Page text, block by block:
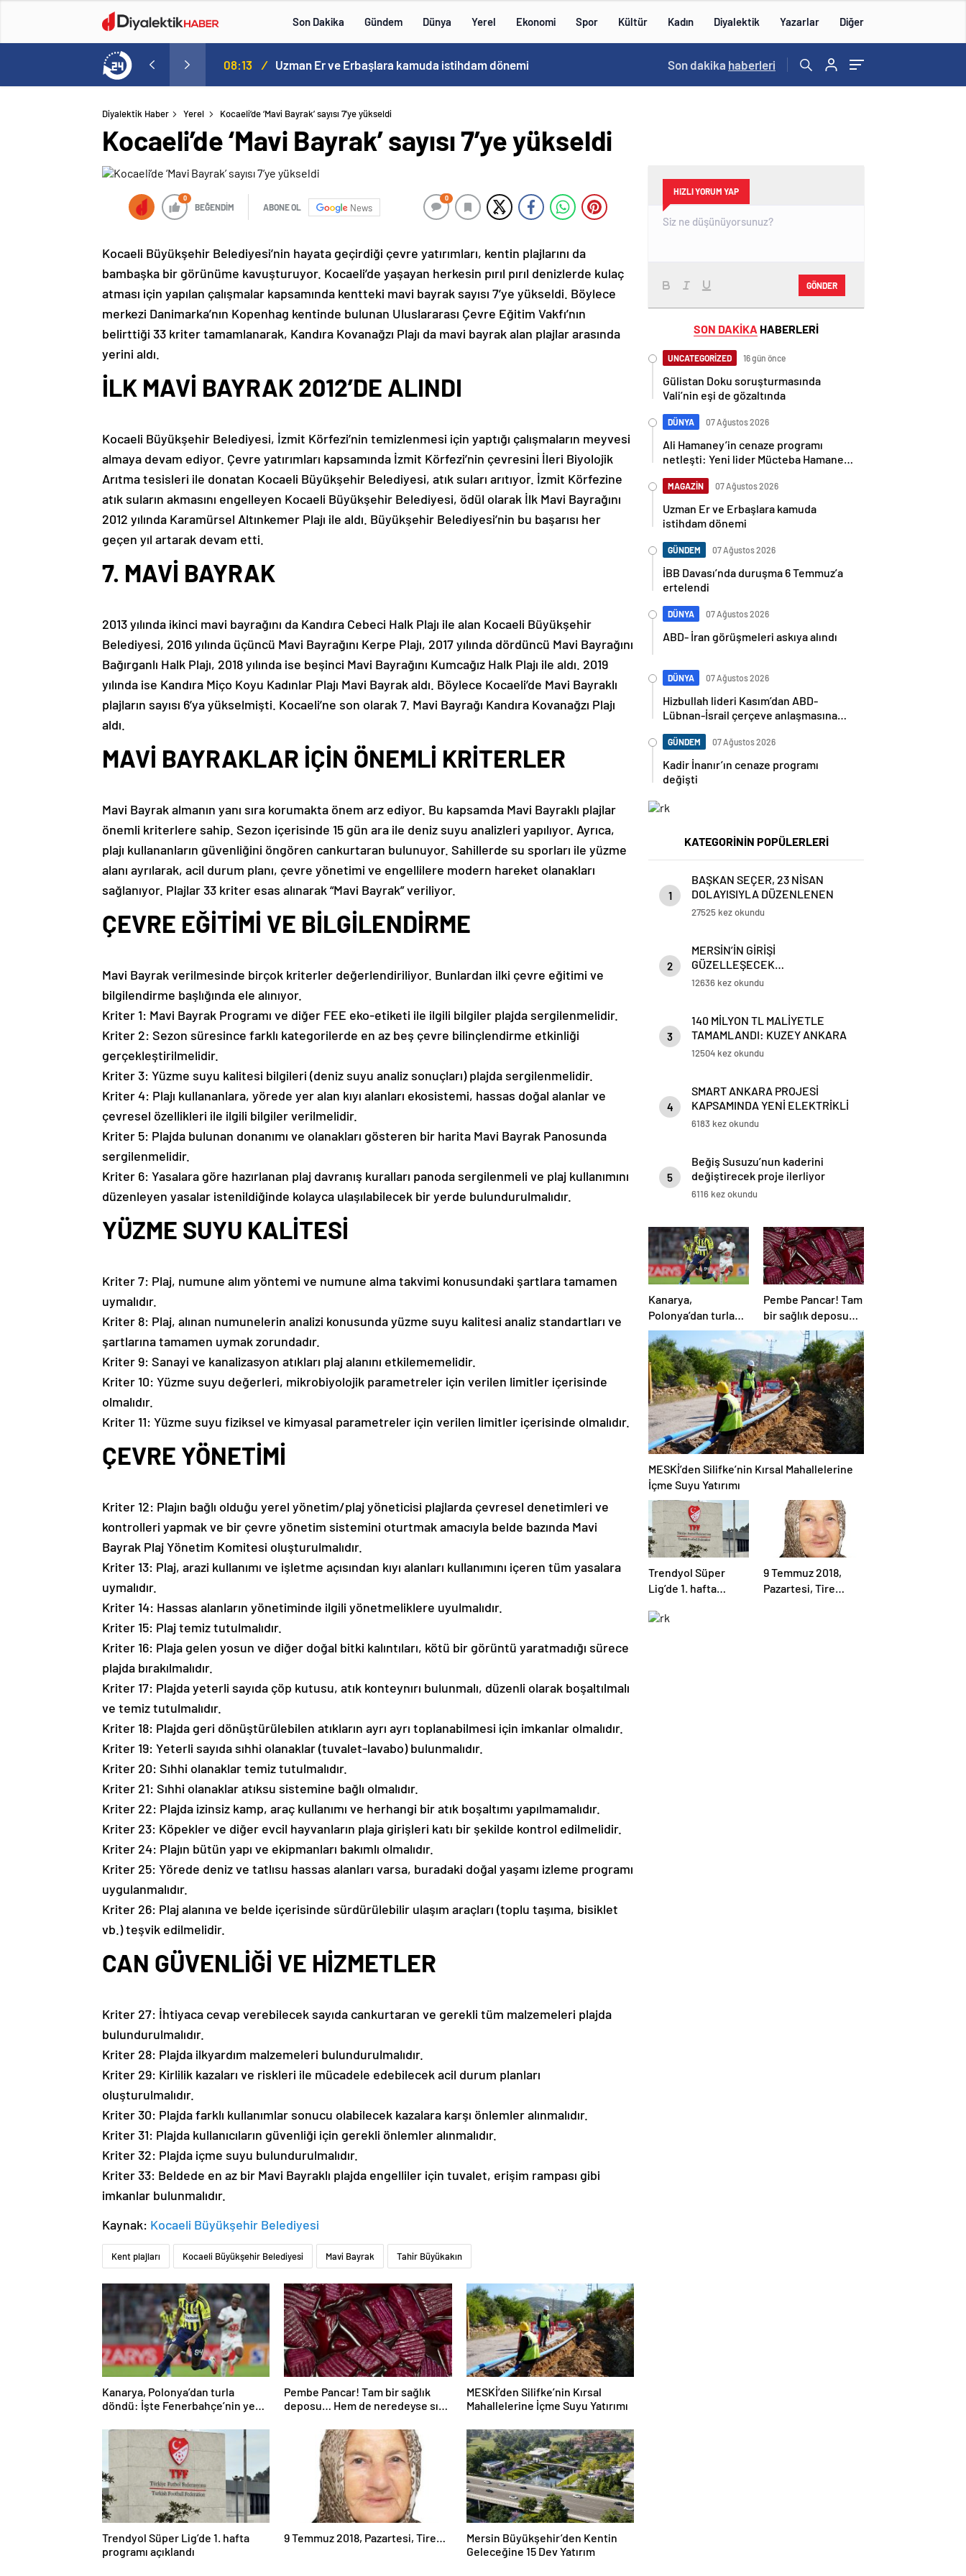
Son Dakika Gündem Dünya Yerel Ekonomi Spor Kültür Kadın Diyalektik Yazarlar Diğer
Ali Hamaney’in cenaze programı netleşti: Yeni lider Mücteba Hamaney törenlere katılamayabilir 08:13 / Uzman Er ve Erbaşlara kamuda istihdam dönemi 19:58 / İBB Davası’nda duruşma 6 Temmuz’a ertelendi
Son dakika haberleri
Diyalektik Haber Yerel Kocaeli’de ‘Mavi Bayrak’ sayısı 7’ye yükseldi
Kocaeli’de ‘Mavi Bayrak’ sayısı 7’ye yükseldi
0
BEĞENDİM ABONE OL News
0
Kocaeli Büyükşehir Belediyesi’nin hayata geçirdiği çevre yatırımları, kentin plajlarını da
bambaşka bir görünüme kavuşturuyor. Kocaeli’de yaşayan herkesin pırıl pırıl denizlerde kulaç
atması için yapılan çalışmalar kapsamında kentteki mavi bayrak sayısı 7’ye yükseldi. Böylece
merkezi Danimarka’nın Kopenhag kentinde bulunan Uluslararası Çevre Eğitim Vakfı’nın
belirttiği 33 kriter tamamlanarak, Kandıra Kovanağzı Plajı da mavi bayrak alan plajlar arasında
yerini aldı.
İLK MAVİ BAYRAK 2012’DE ALINDI
Kocaeli Büyükşehir Belediyesi, İzmit Körfezi’nin temizlenmesi için yaptığı çalışmaların meyvesi
almaya devam ediyor. Çevre yatırımları kapsamında İzmit Körfezi’nin çevresini İleri Biyolojik
Arıtma tesisleri ile donatan Kocaeli Büyükşehir Belediyesi, atık suları arıtıyor. İzmit Körfezine
atık suların akmasını engelleyen Kocaeli Büyükşehir Belediyesi, ödül olarak İlk Mavi Bayrağını
2012 yılında Karamürsel Altınkemer Plajı ile aldı. Büyükşehir Belediyesi’nin bu başarısı her
geçen yıl artarak devam etti.
7. MAVİ BAYRAK
2013 yılında ikinci mavi bayrağını da Kandıra Cebeci Halk Plajı ile alan Kocaeli Büyükşehir
Belediyesi, 2016 yılında üçüncü Mavi Bayrağını Kerpe Plajı, 2017 yılında dördüncü Mavi Bayrağını
Bağırganlı Halk Plajı, 2018 yılında ise beşinci Mavi Bayrağını Kumcağız Halk Plajı ile aldı. 2019
yılında ise Kandıra Miço Koyu Kadınlar Plajı Mavi Bayrak aldı. Böylece Kocaeli’de Mavi Bayraklı
plajların sayısı 6’ya yükselmişti. Kocaeli’ne son olarak 7. Mavi Bayrağı Kandıra Kovanağzı Plajı
aldı.
MAVİ BAYRAKLAR İÇİN ÖNEMLİ KRİTERLER
Mavi Bayrak almanın yanı sıra korumakta önem arz ediyor. Bu kapsamda Mavi Bayraklı plajlar
önemli kriterlere sahip. Sezon içerisinde 15 gün ara ile deniz suyu analizleri yapılıyor. Ayrıca,
plajı kullananların güvenliğini öngören cankurtaran bulunuyor. Sahillerde su sporları ile yüzme
alanı ayrılarak, acil durum planı, çevre yönetimi ve engellilere modern hareket olanakları
sağlanıyor. Plajlar 33 kriter esas alınarak “Mavi Bayrak” veriliyor.
ÇEVRE EĞİTİMİ VE BİLGİLENDİRME
Mavi Bayrak verilmesinde birçok kriterler değerlendiriliyor. Bunlardan ilki çevre eğitimi ve
bilgilendirme başlığında ele alınıyor.
Kriter 1: Mavi Bayrak Programı ve diğer FEE eko-etiketi ile ilgili bilgiler plajda sergilenmelidir.
Kriter 2: Sezon süresince farklı kategorilerde en az beş çevre bilinçlendirme etkinliği
gerçekleştirilmelidir.
Kriter 3: Yüzme suyu kalitesi bilgileri (deniz suyu analiz sonuçları) plajda sergilenmelidir.
Kriter 4: Plajı kullananlara, yörede yer alan kıyı alanları ekosistemi, hassas doğal alanlar ve
çevresel özellikleri ile ilgili bilgiler verilmelidir.
Kriter 5: Plajda bulunan donanımı ve olanakları gösteren bir harita Mavi Bayrak Panosunda
sergilenmelidir.
Kriter 6: Yasalara göre hazırlanan plaj davranış kuralları panoda sergilenmeli ve plaj kullanımını
düzenleyen yasalar istenildiğinde kolayca ulaşılabilecek bir yerde bulundurulmalıdır.
YÜZME SUYU KALİTESİ
Kriter 7: Plaj, numune alım yöntemi ve numune alma takvimi konusundaki şartlara tamamen
uymalıdır.
Kriter 8: Plaj, alınan numunelerin analizi konusunda yüzme suyu kalitesi analiz standartları ve
şartlarına tamamen uymak zorundadır.
Kriter 9: Sanayi ve kanalizasyon atıkları plaj alanını etkilememelidir.
Kriter 10: Yüzme suyu değerleri, mikrobiyolojik parametreler için verilen limitler içerisinde
olmalıdır.
Kriter 11: Yüzme suyu fiziksel ve kimyasal parametreler için verilen limitler içerisinde olmalıdır.
ÇEVRE YÖNETİMİ
Kriter 12: Plajın bağlı olduğu yerel yönetim/plaj yöneticisi plajlarda çevresel denetimleri ve
kontrolleri yapmak ve bir çevre yönetim sistemini oturtmak amacıyla belde bazında Mavi
Bayrak Plaj Yönetim Komitesi oluşturulmalıdır.
Kriter 13: Plaj, arazi kullanımı ve işletme açısından kıyı alanları kullanımını içeren tüm yasalara
uymalıdır.
Kriter 14: Hassas alanların yönetiminde ilgili yönetmeliklere uyulmalıdır.
Kriter 15: Plaj temiz tutulmalıdır.
Kriter 16: Plaja gelen yosun ve diğer doğal bitki kalıntıları, kötü bir görüntü yaratmadığı sürece
plajda bırakılmalıdır.
Kriter 17: Plajda yeterli sayıda çöp kutusu, atık konteynırı bulunmalı, düzenli olarak boşaltılmalı
ve temiz tutulmalıdır.
Kriter 18: Plajda geri dönüştürülebilen atıkların ayrı ayrı toplanabilmesi için imkanlar olmalıdır.
Kriter 19: Yeterli sayıda sıhhi olanaklar (tuvalet-lavabo) bulunmalıdır.
Kriter 20: Sıhhi olanaklar temiz tutulmalıdır.
Kriter 21: Sıhhi olanaklar atıksu sistemine bağlı olmalıdır.
Kriter 22: Plajda izinsiz kamp, araç kullanımı ve herhangi bir atık boşaltımı yapılmamalıdır.
Kriter 23: Köpekler ve diğer evcil hayvanların plaja girişleri katı bir şekilde kontrol edilmelidir.
Kriter 24: Plajın bütün yapı ve ekipmanları bakımlı olmalıdır.
Kriter 25: Yörede deniz ve tatlısu hassas alanları varsa, buradaki doğal yaşamı izleme programı
uygulanmalıdır.
Kriter 26: Plaj alanına ve belde içerisinde sürdürülebilir ulaşım araçları (toplu taşıma, bisiklet
vb.) teşvik edilmelidir.
CAN GÜVENLİĞİ VE HİZMETLER
Kriter 27: İhtiyaca cevap verebilecek sayıda cankurtaran ve gerekli tüm malzemeleri plajda
bulundurulmalıdır.
Kriter 28: Plajda ilkyardım malzemeleri bulundurulmalıdır.
Kriter 29: Kirlilik kazaları ve riskleri ile mücadele edebilecek acil durum planları
oluşturulmalıdır.
Kriter 30: Plajda farklı kullanımlar sonucu olabilecek kazalara karşı önlemler alınmalıdır.
Kriter 31: Plajda kullanıcıların güvenliği için gerekli önlemler alınmalıdır.
Kriter 32: Plajda içme suyu bulundurulmalıdır.
Kriter 33: Beldede en az bir Mavi Bayraklı plajda engelliler için tuvalet, erişim rampası gibi
imkanlar bulunmalıdır.
Kaynak: Kocaeli Büyükşehir Belediyesi
Kent plajları Kocaeli Büyükşehir Belediyesi Mavi Bayrak Tahir Büyükakın
Kanarya, Polonya’dan turla
döndü: İşte Fenerbahçe’nin yeni
Pembe Pancar! Tam bir sağlık
deposu… Hem de neredeyse sıfır
MESKİ’den Silifke’nin Kırsal
Mahallelerine İçme Suyu Yatırımı
Trendyol Süper Lig’de 1. hafta
programı açıklandı
9 Temmuz 2018, Pazartesi, Tire…
Mersin Büyükşehir’den Kentin
Geleceğine 15 Dev Yatırım
HIZLI YORUM YAP
GÖNDER
SON DAKİKA HABERLERİ
UNCATEGORİZED 16 gün önce
Gülistan Doku soruşturmasında
Vali’nin eşi de gözaltında
DÜNYA 07 Ağustos 2026
Ali Hamaney’in cenaze programı
netleşti: Yeni lider Mücteba Hamaney
MAGAZİN 07 Ağustos 2026
Uzman Er ve Erbaşlara kamuda
istihdam dönemi
GÜNDEM 07 Ağustos 2026
İBB Davası’nda duruşma 6 Temmuz’a
ertelendi
DÜNYA 07 Ağustos 2026
ABD- İran görüşmeleri askıya alındı
DÜNYA 07 Ağustos 2026
Hizbullah lideri Kasım’dan ABD-
Lübnan-İsrail çerçeve anlaşmasına
anlamına geliyor”
GÜNDEM 07 Ağustos 2026
Kadir İnanır’ın cenaze programı
değişti
KATEGORİNİN POPÜLERLERİ
1
BAŞKAN SEÇER, 23 NİSAN
DOLAYISIYLA DÜZENLENEN
TÖRENE KATILDI
27525 kez okundu
2
MERSİN’İN GİRİŞİ
GÜZELLEŞECEK…
12636 kez okundu
3
140 MİLYON TL MALİYETLE
TAMAMLANDI: KUZEY ANKARA
TÜNELİ YENİDEN TRAFİĞE
12504 kez okundu
4
SMART ANKARA PROJESİ
KAPSAMINDA YENİ ELEKTRİKLİ
BİSİKLETLER GELDİ
6183 kez okundu
5
Beğiş Susuzu’nun kaderini
değiştirecek proje ilerliyor
6116 kez okundu
Kanarya,
Polonya’dan turla
döndü: İşte
Fenerbahçe’nin
yeni rakibi
Pembe Pancar! Tam
bir sağlık deposu…
Hem de neredeyse
sıfır kalori
MESKİ’den Silifke’nin Kırsal Mahallelerine
İçme Suyu Yatırımı
Trendyol Süper
Lig’de 1. hafta
9 Temmuz 2018,
Pazartesi, Tire…